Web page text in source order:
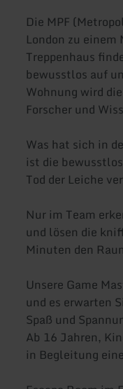
Die MPF
London zu
Treppenhaus
bewusstlos auf
Wohnung wird
Forscher und
Was hat sich in
ist die
Tod der Leiche
Nur im Team
und lösen die
Minuten den
Unsere Game
und es erwarten
Spaß und
Ab 16 Jahren,
in Begleitung